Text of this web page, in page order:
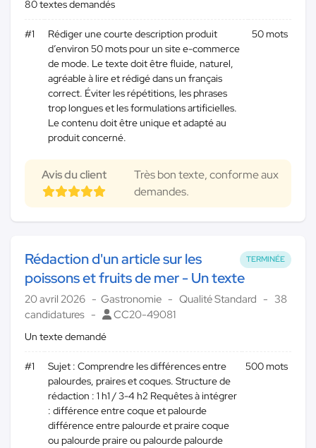
80 textes demandés
#1
Rédiger une courte description produit
d’environ 50 mots pour un site e-commerce
de mode. Le texte doit être fluide, naturel,
agréable à lire et rédigé dans un français
correct. Éviter les répétitions, les phrases
trop longues et les formulations artificielles.
Le contenu doit être unique et adapté au
produit concerné.
50 mots
Avis du client
Très bon texte, conforme aux
demandes.
TERMINÉE
Rédaction d'un article sur les
poissons et fruits de mer - Un texte
20 avril 2026 Gastronomie Qualité Standard
38
candidatures
CC20-49081
Un texte demandé
#1
Sujet : Comprendre les différences entre
palourdes, praires et coques. Structure de
rédaction : 1 h1 / 3-4 h2 Requêtes à intégrer
: différence entre coque et palourde
différence entre palourde et praire coque
ou palourde praire ou palourde palourde
500 mots